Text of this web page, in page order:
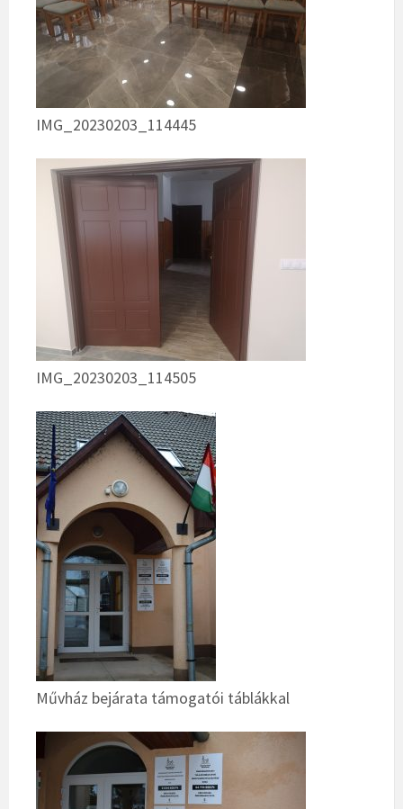
IMG_20230203_114445
IMG_20230203_114505
Művház bejárata támogatói táblákkal